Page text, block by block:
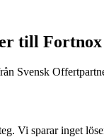
till Fortnox
Svensk
Vi sparar inget